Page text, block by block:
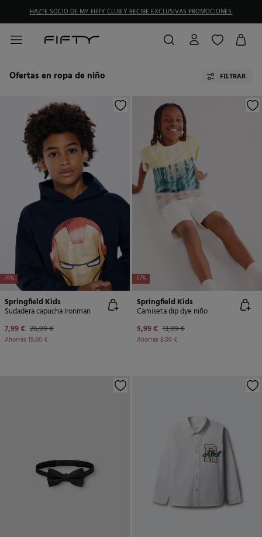
HAZTE SOCIO DE MY FIFTY CLUB Y RECIBE EXCLUSIVAS PROMOCIONES.
Ofertas en ropa de niño FILTRAR
-70%
Springfield Kids
Sudadera capucha Ironman
7,99 € 26,99 €
Ahorras 19,00 €
-57%
Springfield Kids
Camiseta dip dye niño
5,99 € 13,99 €
Ahorras 8,00 €